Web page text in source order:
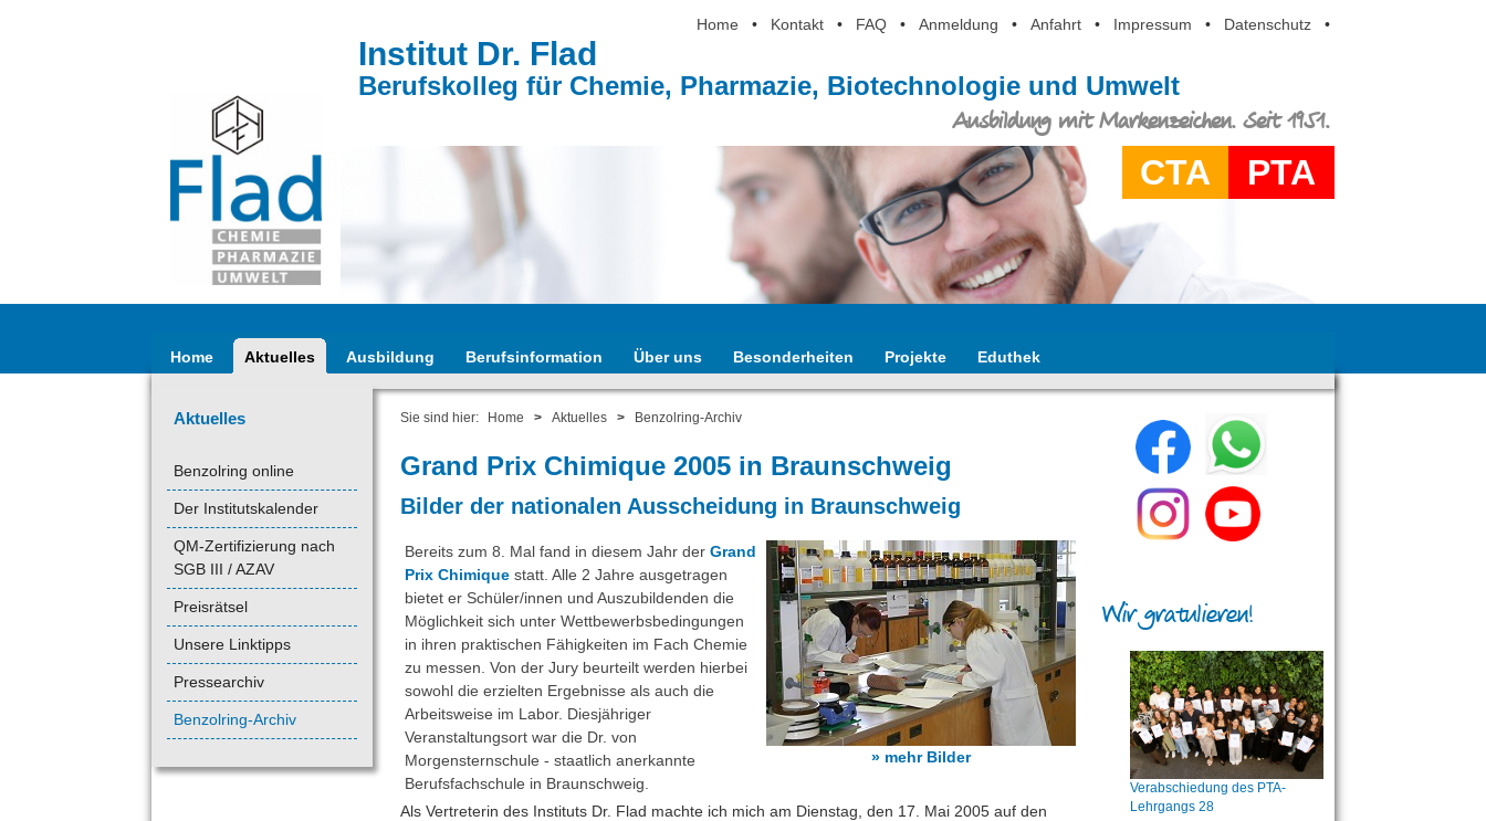
Home • Kontakt • FAQ • Anmeldung • Anfahrt • Impressum • Datenschutz •
Institut Dr. Flad
Berufskolleg für Chemie, Pharmazie, Biotechnologie und Umwelt
Ausbildung mit Markenzeichen. Seit 1951.
CTA PTA
Home Aktuelles Ausbildung Berufsinformation Über uns Besonderheiten Projekte Eduthek
Aktuelles
Benzolring online
Der Institutskalender
QM-Zertifizierung nach
SGB III / AZAV
Preisrätsel
Unsere Linktipps
Pressearchiv
Benzolring-Archiv
Sie sind hier: Home > Aktuelles > Benzolring-Archiv
Grand Prix Chimique 2005 in Braunschweig
Bilder der nationalen Ausscheidung in Braunschweig
Bereits zum 8. Mal fand in diesem Jahr der Grand
Prix Chimique statt. Alle 2 Jahre ausgetragen
bietet er Schüler/innen und Auszubildenden die
Möglichkeit sich unter Wettbewerbsbedingungen
in ihren praktischen Fähigkeiten im Fach Chemie
zu messen. Von der Jury beurteilt werden hierbei
sowohl die erzielten Ergebnisse als auch die
Arbeitsweise im Labor. Diesjähriger
Veranstaltungsort war die Dr. von
Morgensternschule - staatlich anerkannte
Berufsfachschule in Braunschweig.
» mehr Bilder
Als Vertreterin des Instituts Dr. Flad machte ich mich am Dienstag, den 17. Mai 2005 auf den
Wir gratulieren!
Verabschiedung des PTA-
Lehrgangs 28